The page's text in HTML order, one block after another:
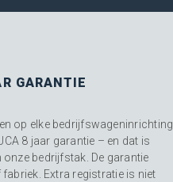
GARANTIE
op elke bedrijfswageninrichting
8 jaar garantie – en dat is
onze bedrijfstak. De garantie
fabriek. Extra registratie is niet